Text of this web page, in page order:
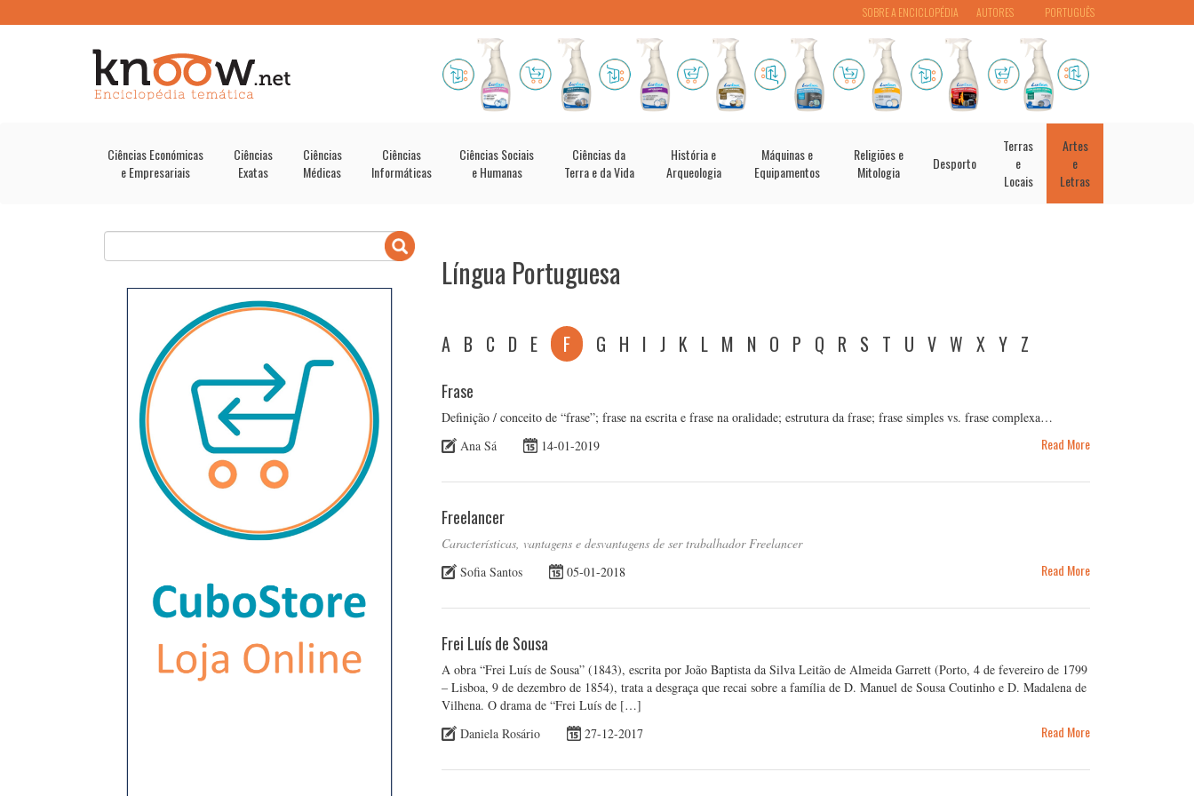
PORTUGUÊS
SOBRE A ENCICLOPÉDIA AUTORES
Ciências Económicas
e Empresariais
Ciências
Exatas
Ciências
Médicas
Ciências
Informáticas
Ciências Sociais
e Humanas
Ciências da
Terra e da Vida
História e
Arqueologia
Máquinas e
Equipamentos
Religiões e
Mitologia
Desporto
Terras
e
Locais
Artes
e
Letras
Língua Portuguesa
A B C D E F G H I J K L M N O P Q R S T U V W X Y Z
Frase
Definição / conceito de “frase”; frase na escrita e frase na oralidade; estrutura da frase; frase simples vs. frase complexa…
Ana Sá
14-01-2019 Read More
Freelancer
Características, vantagens e desvantagens de ser trabalhador Freelancer
Sofia Santos
05-01-2018 Read More
Frei Luís de Sousa
A obra “Frei Luís de Sousa” (1843), escrita por João Baptista da Silva Leitão de Almeida Garrett (Porto, 4 de fevereiro de 1799
– Lisboa, 9 de dezembro de 1854), trata a desgraça que recai sobre a família de D. Manuel de Sousa Coutinho e D. Madalena de
Vilhena. O drama de “Frei Luís de […]
Daniela Rosário
27-12-2017 Read More